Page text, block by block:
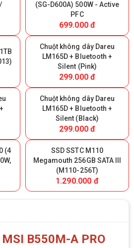
(SG-D600A) 500W - Active
PFC
699.000 đ
Chuột không dây Dareu
LM165D + Bluetooth +
Silent (Pink)
299.000 đ
Chuột không dây Dareu
LM165D + Bluetooth +
Silent (Black)
299.000 đ
(4
SSD SSTC M110
Megamouth 256GB SATA III
(M110-256T)
1.290.000 đ
B550M-A PRO